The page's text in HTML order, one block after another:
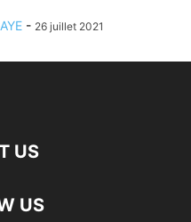
- 26 juillet 2021
US
US